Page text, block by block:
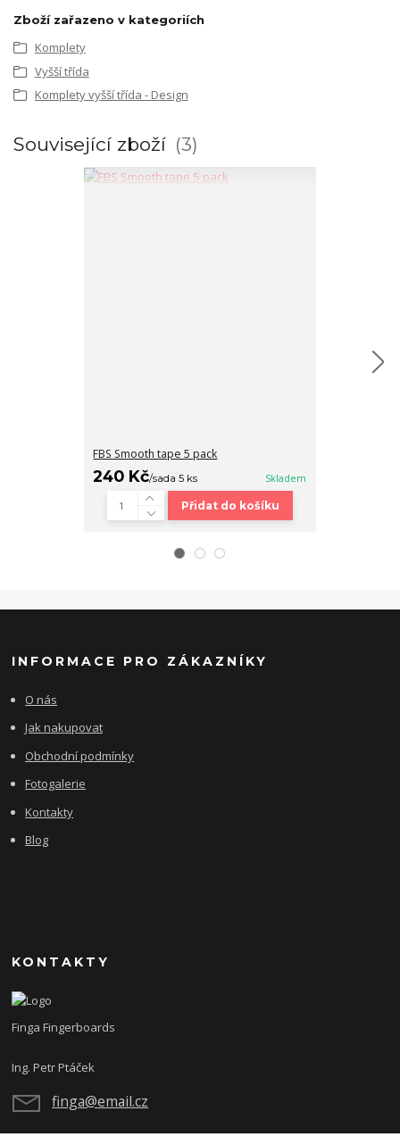
Zboží zařazeno v kategoriích
Komplety
Vyšší třída
Komplety vyšší třída - Design
Související zboží 3
FBS Smooth tape 5 pack
240 Kč/sada 5 ks Skladem
Přidat do košíku
INFORMACE PRO ZÁKAZNÍKY
O nás
Jak nakupovat
Obchodní podmínky
Fotogalerie
Kontakty
Blog
KONTAKTY
Finga Fingerboards
Ing. Petr Ptáček
finga@email.cz